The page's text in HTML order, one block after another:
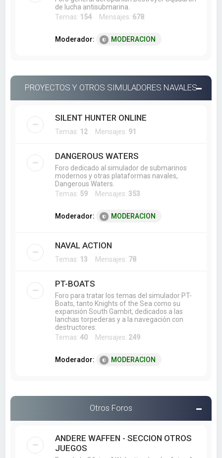
de lucha antisubmarina.
Temas: 154 Mensajes: 678
Moderador: MODERACION
PROYECTOS Y OTROS SIMULADORES NAVALES
SILENT HUNTER ONLINE
Temas: 12Mensajes: 91
DANGEROUS WATERS
Foro dedicado al simulador de submarinos
modernos y otras plataformas navales,
Dangerous Waters.
Temas: 59 Mensajes: 353
Moderador: MODERACION
NAVAL ACTION
Temas: 13 Mensajes: 78
PT-BOATS
Foro para tratar los temas del simulador PT-
Boats, tanto Knights of the Sea como su
expansión South Gambit, dedicados a las
lanchas torpederas y a la navegación con
destructores.
Temas:40 Mensajes: 249
Moderador: MODERACION
Otros Foros
ANDERE WAFFEN - SECCION OTROS
JUEGOS